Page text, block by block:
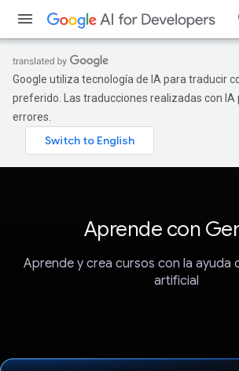
Google utiliza tecnología de IA para traducir
preferido. Las traducciones realizadas con
errores.
Aprende con
Aprende y crea cursos con la ayuda
artificial